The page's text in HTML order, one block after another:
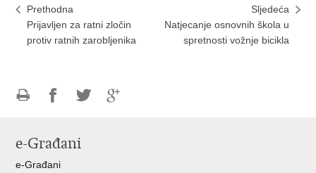
Prethodna
Prijavljen za ratni zločin
protiv ratnih zarobljenika
Sljedeća
Natjecanje osnovnih škola u
spretnosti vožnje bicikla
FacebookuTwitteru
e-Građani
e-Građani